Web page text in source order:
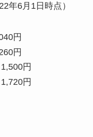
年6月1日時点）
円
円
円
円